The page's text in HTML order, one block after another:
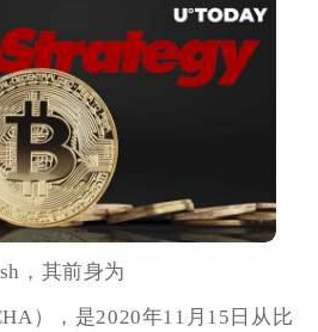
，其前身为
），是2020年11月15日从比